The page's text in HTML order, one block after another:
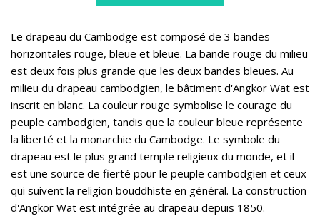
Le drapeau du Cambodge est composé de 3 bandes
horizontales rouge, bleue et bleue. La bande rouge du milieu
est deux fois plus grande que les deux bandes bleues. Au
milieu du drapeau cambodgien, le bâtiment d'Angkor Wat est
inscrit en blanc. La couleur rouge symbolise le courage du
peuple cambodgien, tandis que la couleur bleue représente
la liberté et la monarchie du Cambodge. Le symbole du
drapeau est le plus grand temple religieux du monde, et il
est une source de fierté pour le peuple cambodgien et ceux
qui suivent la religion bouddhiste en général. La construction
d'Angkor Wat est intégrée au drapeau depuis 1850.